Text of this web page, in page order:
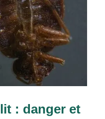
: danger et